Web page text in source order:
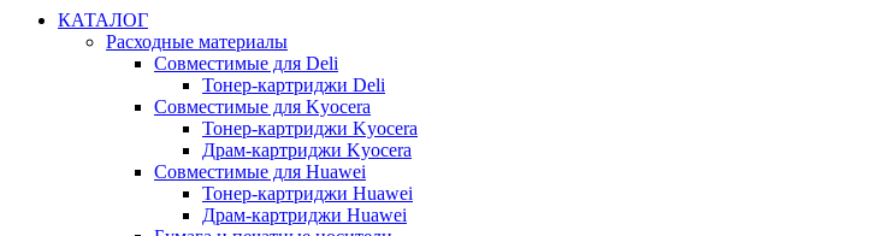
КАТАЛОГ
Расходные материалы
Совместимые для Deli
Тонер-картриджи Deli
Совместимые для Kyocera
Тонер-картриджи Kyocera
Драм-картриджи Kyocera
Совместимые для Huawei
Тонер-картриджи Huawei
Драм-картриджи Huawei